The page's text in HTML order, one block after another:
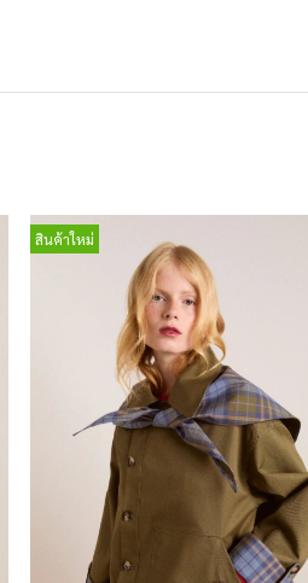
สินค้าใหม่